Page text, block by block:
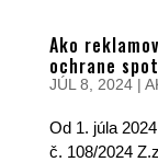
Ako
ochrane
JÚL 8, 2024|
Od 1. júla
č. 108/2024